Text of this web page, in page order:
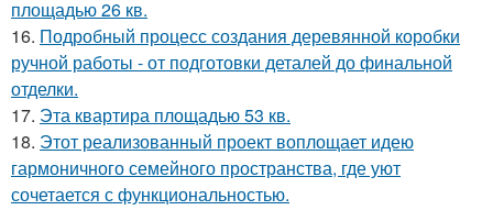
площадью 26 кв.
16. Подробный процесс создания деревянной коробки
ручной работы - от подготовки деталей до финальной
отделки.
17. Эта квартира площадью 53 кв.
18. Этот реализованный проект воплощает идею
гармоничного семейного пространства, где уют
сочетается с функциональностью.